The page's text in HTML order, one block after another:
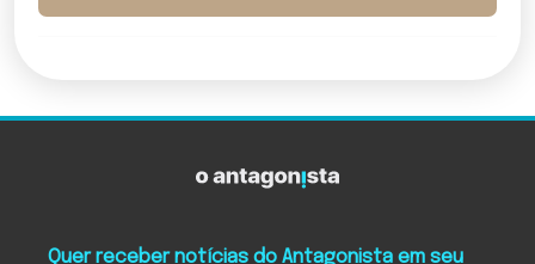
Quer receber notícias do Antagonista em seu